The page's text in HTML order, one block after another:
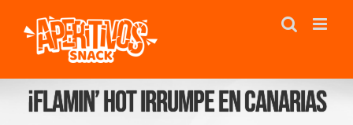
contenido
¡Flamin’ Hot irrumpe en Canarias